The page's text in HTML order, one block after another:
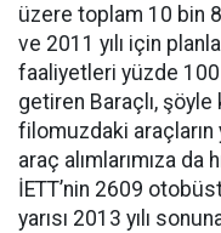
üzere toplam 10 bin
ve 2011 yılı için
faaliyetleri yüzde
getiren Baraçlı, şöyle
filomuzdaki araçların
araç alımlarımıza da
İETT’nin 2609
yarısı 2013 yılı